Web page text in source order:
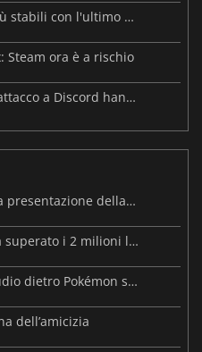
Palworld: Sunreach e boss più stabili con l'ultimo update
Steam ora è a rischio
Le mappe dei malware e un attacco a Discord hanno colpito Meccha Chameleon
MARVEL Tōkon debutta con la presentazione della roadmap per il primo anno
Resident Evil: Veronica ha già superato i 2 milioni liste dei desideri
Beast of Reincarnation: lo studio dietro Pokémon su una nuova strada
dell’amicizia